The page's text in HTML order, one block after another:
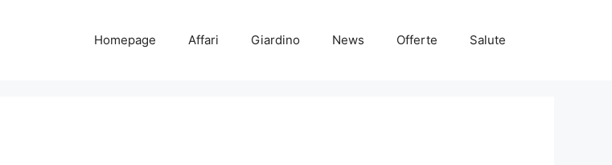
Homepage Affari Giardino News Offerte Salute